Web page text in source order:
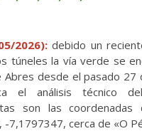
2026):debido un
túneles la vía verde se
Abres desde el pasado 27
el análisis técnico
son las coordenadas
7,1797347, cerca de «O